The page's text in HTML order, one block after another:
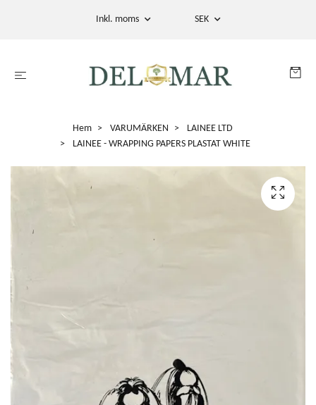
Inkl. moms SEK
Hem VARUMÄRKEN
LAINEE LTD
LAINEE - WRAPPING PAPERS PLASTAT WHITE